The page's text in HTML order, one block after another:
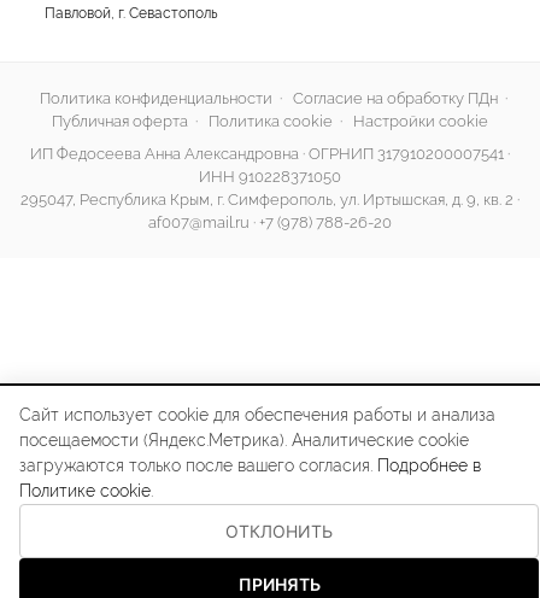
Павловой, г. Севастополь
Сайт использует cookie для обеспечения работы и анализа
посещаемости (Яндекс.Метрика). Аналитические cookie
загружаются только после вашего согласия. Подробнее в
Политике cookie
ОТКЛОНИТЬ
ПРИНЯТЬ
Политика конфиденциальности · Согласие на обработку ПДн ·
Публичная оферта · Политика cookie ·
Настройки cookie
ИП Федосеева Анна Александровна · ОГРНИП 317910200007541 ·
ИНН 910228371050
295047, Республика Крым, г. Симферополь, ул. Иртышская, д. 9, кв. 2 ·
af007@mail.ru · +7 (978) 788-26-20